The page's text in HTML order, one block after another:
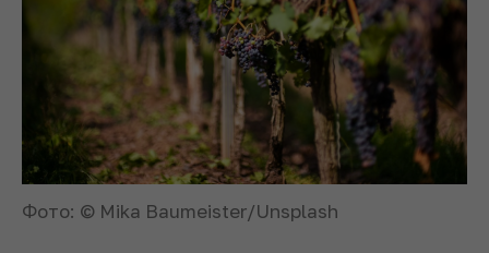
Фото: © Mika Baumeister/Unsplash